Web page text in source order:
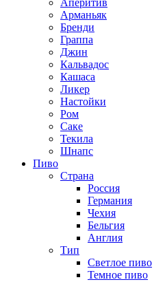
Арманьяк
Бренди
Граппа
Джин
Кальвадос
Кашаса
Ликер
Настойки
Ром
Саке
Текила
Шнапс
Пиво
Страна
Россия
Германия
Чехия
Бельгия
Англия
Тип
Светлое пиво
Темное пиво